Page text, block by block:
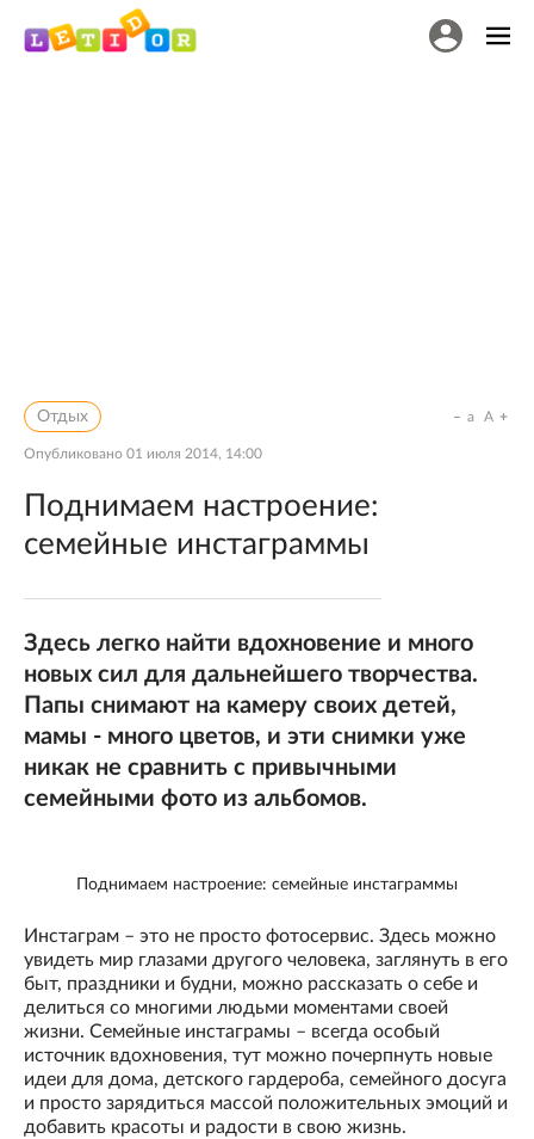
Отдых
Опубликовано 01 июля 2014, 14:00
a A
Поднимаем настроение:
семейные инстаграммы
Здесь легко найти вдохновение и много
новых сил для дальнейшего творчества.
Папы снимают на камеру своих детей,
мамы - много цветов, и эти снимки уже
никак не сравнить с привычными
семейными фото из альбомов.
Поднимаем настроение: семейные инстаграммы
Инстаграм – это не просто фотосервис. Здесь можно
увидеть мир глазами другого человека, заглянуть в его
быт, праздники и будни, можно рассказать о себе и
делиться со многими людьми моментами своей
жизни. Семейные инстаграмы – всегда особый
источник вдохновения, тут можно почерпнуть новые
идеи для дома, детского гардероба, семейного досуга
и просто зарядиться массой положительных эмоций и
добавить красоты и радости в свою жизнь.